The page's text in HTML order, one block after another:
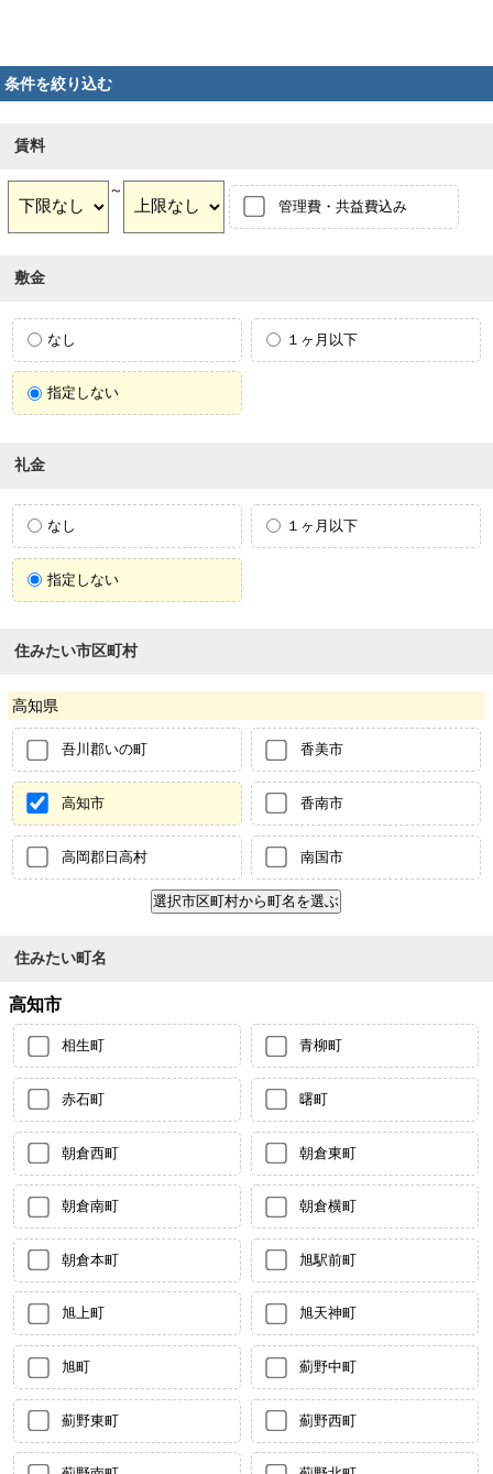
条件を絞り込む
賃料
～
管理費・共益費込み
敷金
なし １ヶ月以下
指定しない
礼金
なし １ヶ月以下
指定しない
住みたい市区町村
高知県
吾川郡いの町 香美市
高知市 香南市
高岡郡日高村 南国市
住みたい町名
高知市
相生町 青柳町
赤石町 曙町
朝倉西町 朝倉東町
朝倉南町 朝倉横町
朝倉本町 旭駅前町
旭上町 旭天神町
旭町 薊野中町
薊野東町 薊野西町